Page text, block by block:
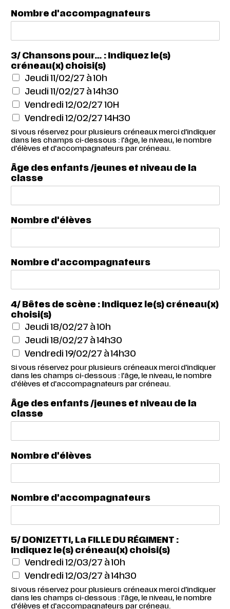
Nombre d'accompagnateurs
3/ Chansons pour… : Indiquez le(s)
créneau(x) choisi(s)
Jeudi 11/02/27 à 10h
Jeudi 11/02/27 à 14h30
Vendredi 12/02/27 10H
Vendredi 12/02/27 14H30
Si vous réservez pour plusieurs créneaux merci d'indiquer
dans les champs ci-dessous : l'âge, le niveau, le nombre
d'élèves et d'accompagnateurs par créneau.
Âge des enfants /jeunes et niveau de la
classe
Nombre d'élèves
Nombre d'accompagnateurs
4/ Bêtes de scène : Indiquez le(s) créneau(x)
choisi(s)
Jeudi 18/02/27 à 10h
Jeudi 18/02/27 à 14h30
Vendredi 19/02/27 à 14h30
Si vous réservez pour plusieurs créneaux merci d'indiquer
dans les champs ci-dessous : l'âge, le niveau, le nombre
d'élèves et d'accompagnateurs par créneau.
Âge des enfants /jeunes et niveau de la
classe
Nombre d'élèves
Nombre d'accompagnateurs
5/ DONIZETTI, La FILLE DU RÉGIMENT :
Indiquez le(s) créneau(x) choisi(s)
Vendredi 12/03/27 à 10h
Vendredi 12/03/27 à 14h30
Si vous réservez pour plusieurs créneaux merci d'indiquer
dans les champs ci-dessous : l'âge, le niveau, le nombre
d'élèves et d'accompagnateurs par créneau.